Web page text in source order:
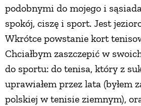
podobnymi do mojego i
spokój, ciszę i sport. Jest
Wkrótce powstanie kort
Chciałbym zaszczepić w
do sportu: do tenisa, który z
uprawiałem przez lata (byłem
polskiej w tenisie ziemnym),